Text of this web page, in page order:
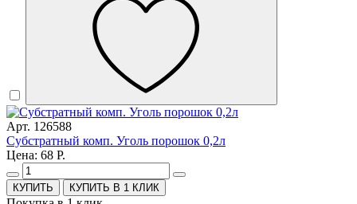
Арт. 126588
Субстратный комп. Уголь порошок 0,2л
Цена: 68 Р.
КУПИТЬ В 1 КЛИК